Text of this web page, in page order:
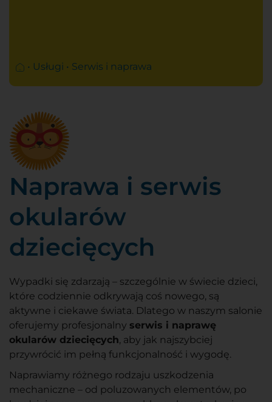
OKULARY DO KONTROLI KRÓTKOWZROCZNOŚCI
OKULARY DZIECIĘCE
OKULARY PRYZMATYCZNE
OKULARY WIELOOGNISKOWE
SZKŁA
OPRAWKI
• Usługi • Serwis i naprawa
Naprawa i serwis
okularów
dziecięcych
Wypadki się zdarzają – szczególnie w świecie dzieci,
które codziennie odkrywają coś nowego, są
aktywne i ciekawe świata. Dlatego w naszym salonie
oferujemy profesjonalny serwis i naprawę
okularów dziecięcych, aby jak najszybciej
przywrócić im pełną funkcjonalność i wygodę.
Naprawiamy różnego rodzaju uszkodzenia
mechaniczne – od poluzowanych elementów, po